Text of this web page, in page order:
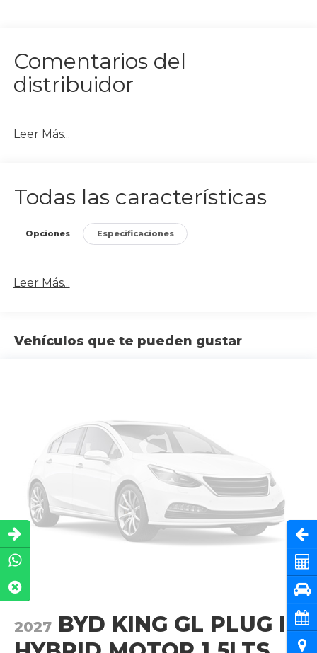
Comentarios del
distribuidor
Leer Más...
Todas las características
Opciones Especificaciones
Leer Más...
Vehículos que te pueden gustar
2027 BYD KING GL PLUG IN